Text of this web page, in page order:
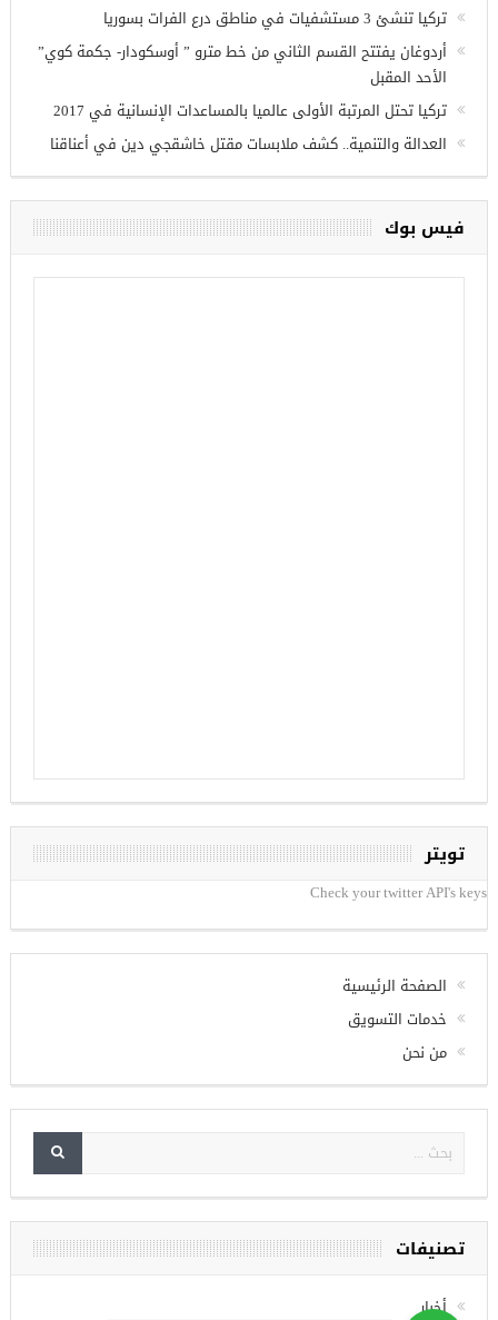
تركيا تنشئ 3 مستشفيات في مناطق درع الفرات بسوريا
أردوغان يفتتح القسم الثاني من خط مترو ” أوسكودار- جكمة كوي”
الأحد المقبل
تركيا تحتل المرتبة الأولى عالميا بالمساعدات الإنسانية في 2017
العدالة والتنمية.. كشف ملابسات مقتل خاشقجي دين في أعناقنا
فيس بوك
تويتر
Check your twitter API's keys
الصفحة الرئيسية
خدمات التسويق
من نحن
تصنيفات
أخبار